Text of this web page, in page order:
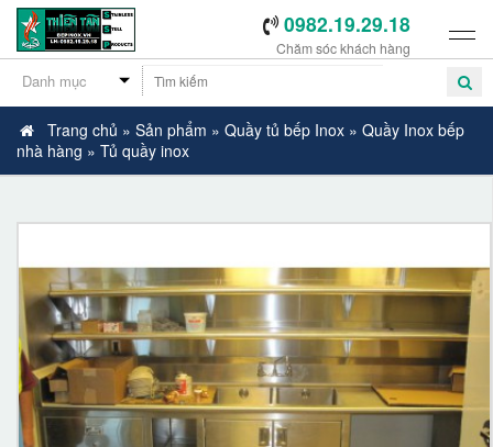
0982.19.29.18
Chăm sóc khách hàng
Trang chủ » Sản phẩm » Quầy tủ bếp Inox» Quầy Inox bếp
nhà hàng » Tủ quầy inox